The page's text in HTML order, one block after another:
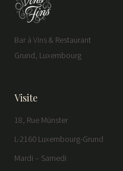
Bar à Vins & Restaurant
Grund, Luxembourg
Visite
18, Rue Münster
L-2160 Luxembourg-Grund
Mardi – Samedi